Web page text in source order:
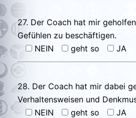
27. Der Coach hat mir
Gefühlen zu beschäftigen.
NEIN
geht so JA
28. Der Coach hat mir dabei
Verhaltensweisen und
NEIN
geht so JA